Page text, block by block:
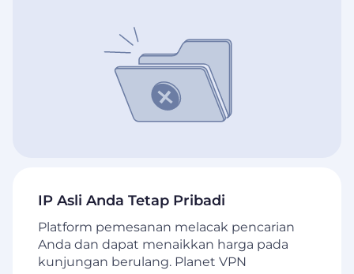
IP Asli Anda Tetap Pribadi
Platform pemesanan melacak pencarian
Anda dan dapat menaikkan harga pada
kunjungan berulang. Planet VPN